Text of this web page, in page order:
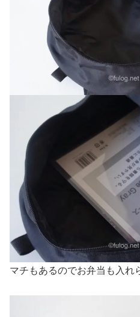
マチもあるのでお弁当も入れ